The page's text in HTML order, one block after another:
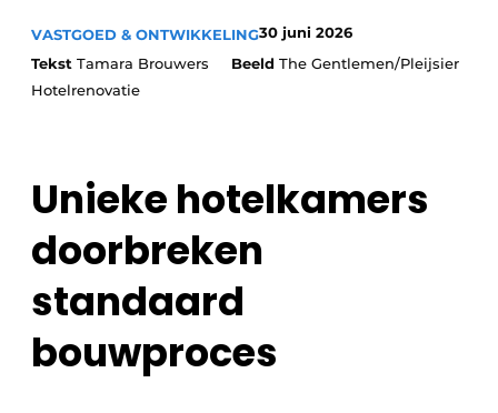
VASTGOED & ONTWIKKELING30 juni 2026
Tekst Tamara Brouwers Beeld The Gentlemen/Pleijsier
Hotelrenovatie
Unieke hotelkamers
doorbreken
standaard
bouwproces